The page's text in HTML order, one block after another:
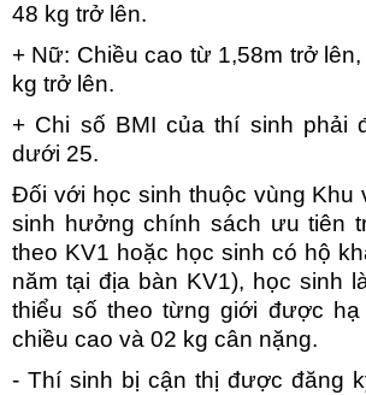
48 kg trở lên.
+ Nữ: Chiều cao từ 1,58m trở
kg trở lên.
+ Chi số BMI của thí sinh phải
dưới 25.
Đối với học sinh thuộc vùng Khu
sinh hưởng chính sách ưu tiên
theo KV1 hoặc học sinh có hộ
năm tại địa bàn KV1), học sinh
thiểu số theo từng giới được
chiều cao và 02 kg cân nặng.
- Thí sinh bị cận thị được đăng